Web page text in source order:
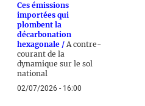
Ces émissions
importées qui
plombent la
décarbonation
hexagonale / A contre-
courant de la
dynamique sur le sol
national
02/07/2026 - 16:00